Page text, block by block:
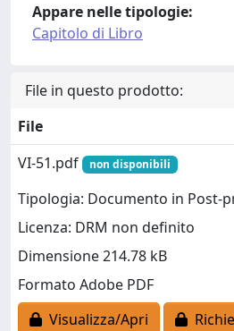
Appare nelle tipologie:
Capitolo di Libro
File in questo prodotto:
File
VI-51.pdf
non disponibili
Tipologia: Documento in Post-
Licenza: DRM non definito
Dimensione 214.78 kB
Formato Adobe PDF
Visualizza/Apri